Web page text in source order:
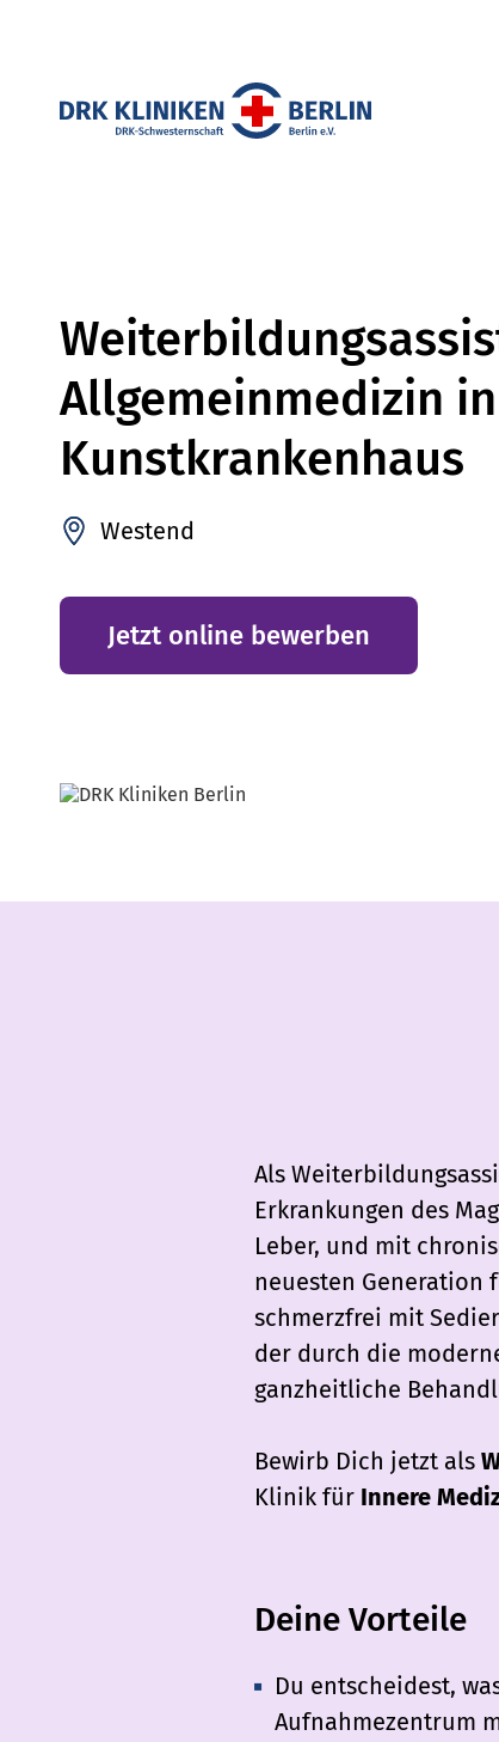
Allgemeinmedizin
Kunstkrankenhaus
Westend
Jetzt online bewerben
Als
Erkrankungen des
Leber, und mit
neuesten Generation
schmerzfrei mit
der durch die
ganzheitliche
Bewirb Dich jetzt als
Klinik für Innere
Deine Vorteile
Du entscheidest,
Aufnahmezentrum